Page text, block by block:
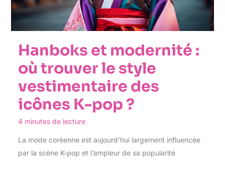
Hanboks et modernité :
où trouver le style
vestimentaire des
icônes K-pop ?
4 minutes de lecture
La mode coréenne est aujourd’hui largement influencée
par la scène K-pop et l’ampleur de sa popularité